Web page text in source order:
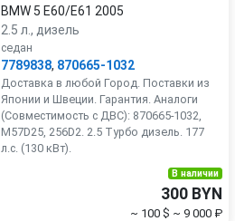
BMW 5 E60/E61 2005
2.5 л., дизель
седан
7789838, 870665-1032
Доставка в любой Город. Поставки из
Японии и Швеции. Гарантия. Аналоги
(Совместимость с ДВС): 870665-1032,
M57D25, 256D2. 2.5 Турбо дизель. 177
л.с. (130 кВт).
В наличии
300 BYN
~ 100 $ ~ 9 000 ₽